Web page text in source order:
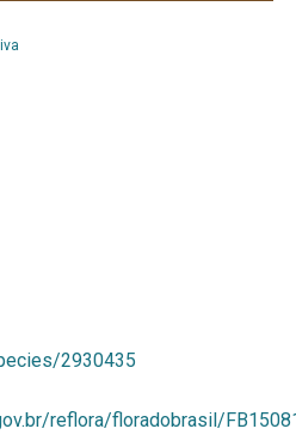
2930435
reflora/floradobrasil/